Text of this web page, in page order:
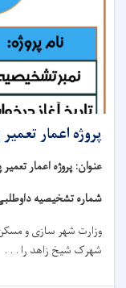
پروژه اعمار
عنوان: پروژه اعمار
شماره تشخیصیه
وزارت شهر سازی و
شهرک شیخ زاهد را . . .